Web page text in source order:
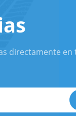
directamente